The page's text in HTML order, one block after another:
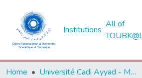
Institutions
All of
TOUBK@l
Home
Université Cadi Ayyad - Marrakech